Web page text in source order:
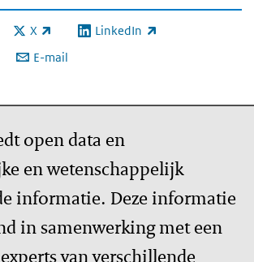
X
(externe link) LinkedIn
(externe link)
E-mail
open data en
en wetenschappelijk
informatie. Deze informatie
in samenwerking met een
van verschillende